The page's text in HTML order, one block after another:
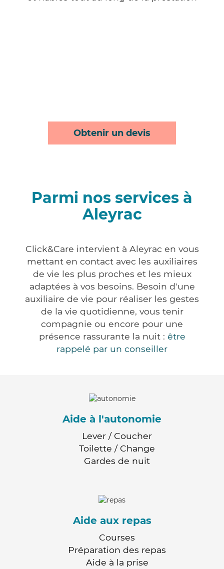
Obtenir un devis
Parmi nos services à
Aleyrac
Click&Care intervient à Aleyrac en vous
mettant en contact avec les auxiliaires
de vie les plus proches et les mieux
adaptées à vos besoins. Besoin d'une
auxiliaire de vie pour réaliser les gestes
de la vie quotidienne, vous tenir
compagnie ou encore pour une
présence rassurante la nuit : être
rappelé par un conseiller
Aide à l'autonomie
Lever / Coucher
Toilette / Change
Gardes de nuit
Aide aux repas
Courses
Préparation des repas
Aide à la prise